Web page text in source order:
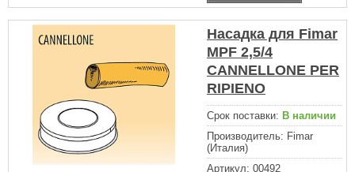
Насадка для Fimar
MPF 2,5/4
CANNELLONE PER
RIPIENO
Срок поставки: В наличии
Производитель: Fimar
(Италия)
Артикул: 00492